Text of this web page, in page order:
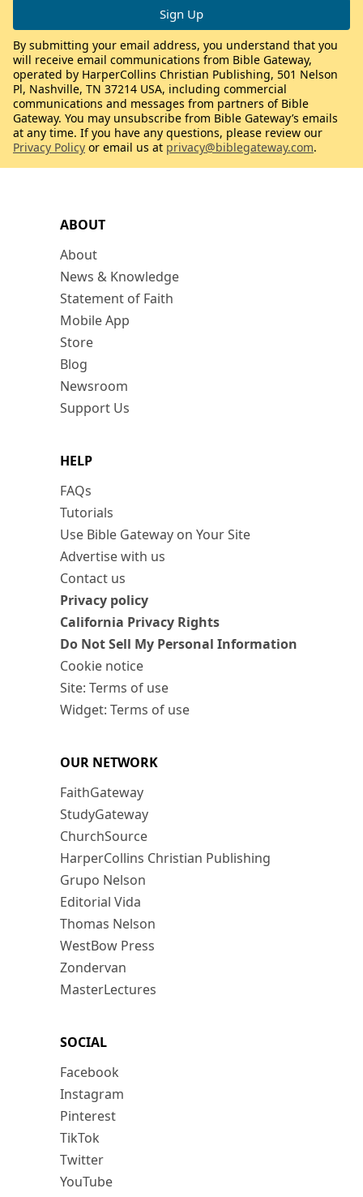
ABOUT
About
News & Knowledge
Statement of Faith
Mobile App
Store
Blog
Newsroom
Support Us
HELP
FAQs
Tutorials
Use Bible Gateway on Your Site
Advertise with us
Contact us
Privacy policy
California Privacy Rights
Do Not Sell My Personal Information
Cookie notice
Site: Terms of use
Widget: Terms of use
OUR NETWORK
FaithGateway
StudyGateway
ChurchSource
HarperCollins Christian Publishing
Grupo Nelson
Editorial Vida
Thomas Nelson
WestBow Press
Zondervan
MasterLectures
SOCIAL
Facebook
Instagram
Pinterest
TikTok
Twitter
YouTube
By submitting your email address, you understand that you
will receive email communications from Bible Gateway,
operated by HarperCollins Christian Publishing, 501 Nelson
Pl, Nashville, TN 37214 USA, including commercial
communications and messages from partners of Bible
Gateway. You may unsubscribe from Bible Gateway’s emails
at any time. If you have any questions, please review our
Privacy Policy or email us at privacy@biblegateway.com.